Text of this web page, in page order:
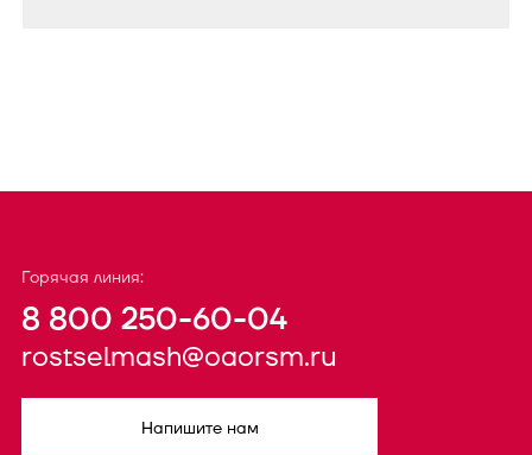
Горячая линия:
8 800 250-60-04
rostselmash@oaorsm.ru
Напишите нам